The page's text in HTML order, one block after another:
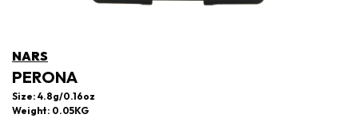
NARS
PERONA
Size: 4.8g/0.16oz
Weight: 0.05KG